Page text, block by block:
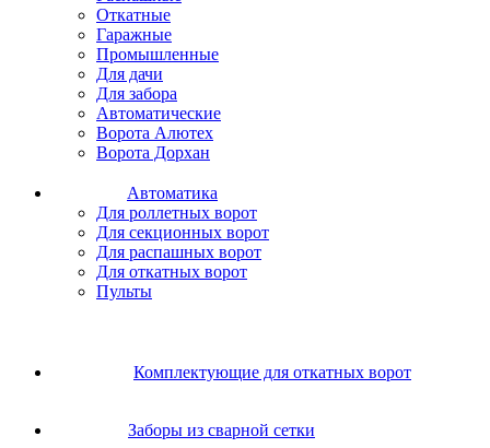
Откатные
Гаражные
Промышленные
Для дачи
Для забора
Автоматические
Ворота Алютех
Ворота Дорхан
Автоматика
Для роллетных ворот
Для секционных ворот
Для распашных ворот
Для откатных ворот
Пульты
Комплектующие для откатных ворот
Заборы из сварной сетки